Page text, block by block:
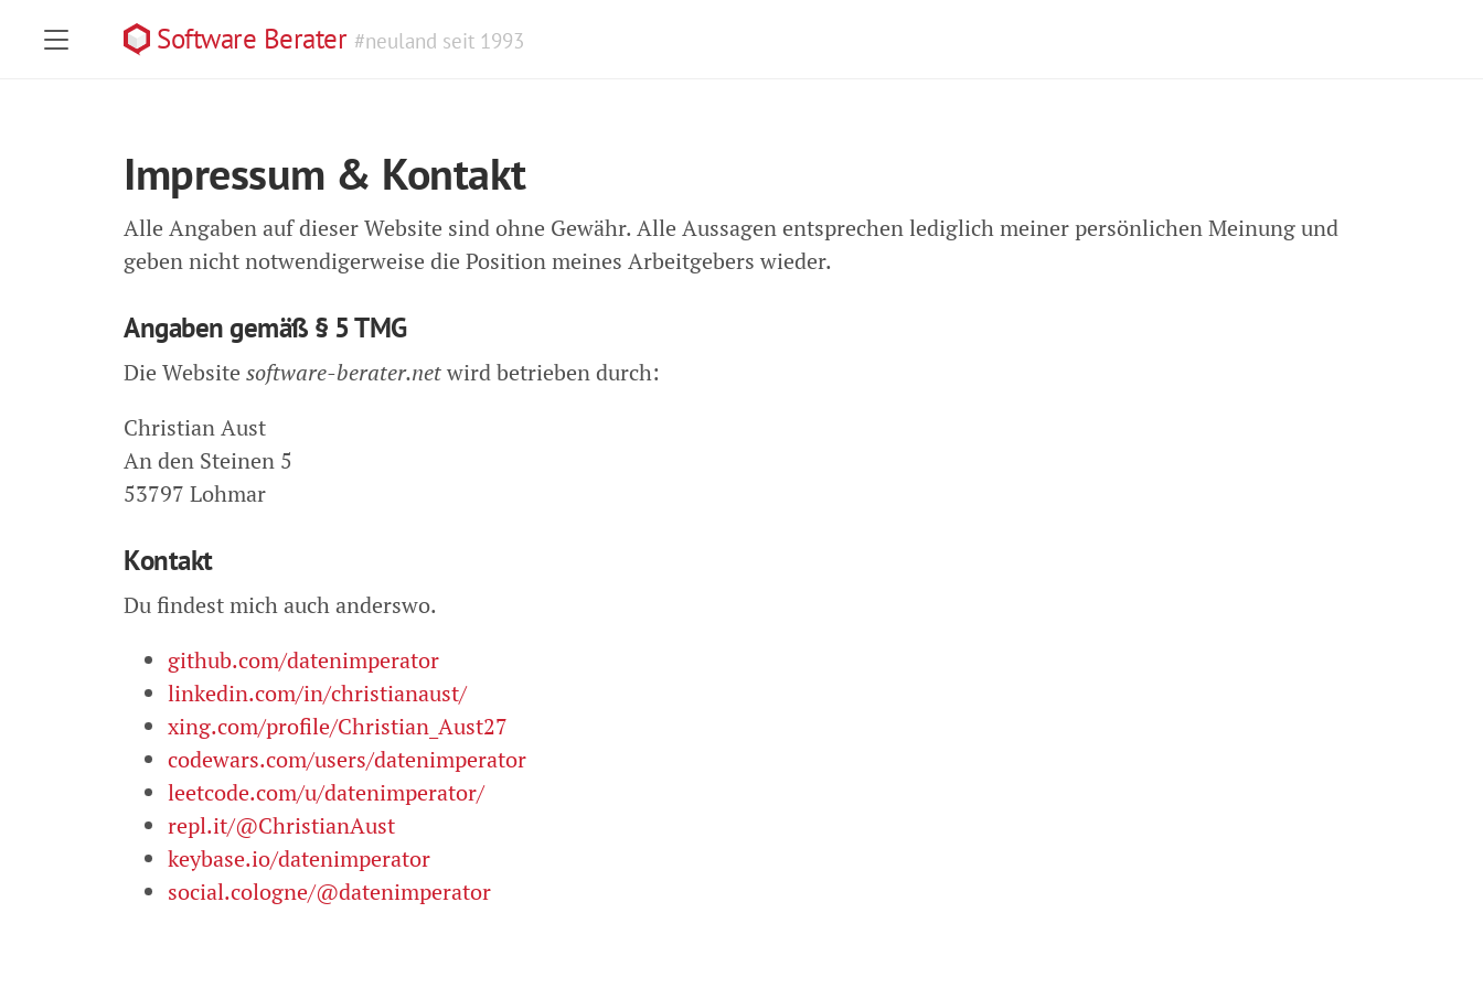
Software Berater #neuland seit 1993
Impressum & Kontakt
Alle Angaben auf dieser Website sind ohne Gewähr. Alle Aussagen entsprechen lediglich meiner persönlichen Meinung und
geben nicht notwendigerweise die Position meines Arbeitgebers wieder.
Angaben gemäß § 5 TMG
Die Website software-berater.netwird betrieben durch:
Christian Aust
An den Steinen 5
53797 Lohmar
Kontakt
Du findest mich auch anderswo.
github.com/datenimperator
linkedin.com/in/christianaust/
xing.com/profile/Christian_Aust27
codewars.com/users/datenimperator
leetcode.com/u/datenimperator/
repl.it/@ChristianAust
keybase.io/datenimperator
social.cologne/@datenimperator